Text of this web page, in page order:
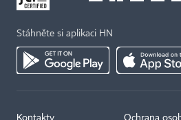
Stáhněte si aplikaci HN
Kontakty Ochrana